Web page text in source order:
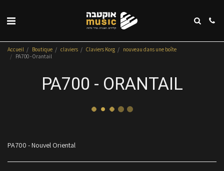
Accueil Boutique claviers Claviers Korg
nouveau dans une boîte
PA700 - Orantail
PA700 - ORANTAIL
PA700 - Nouvel Oriental